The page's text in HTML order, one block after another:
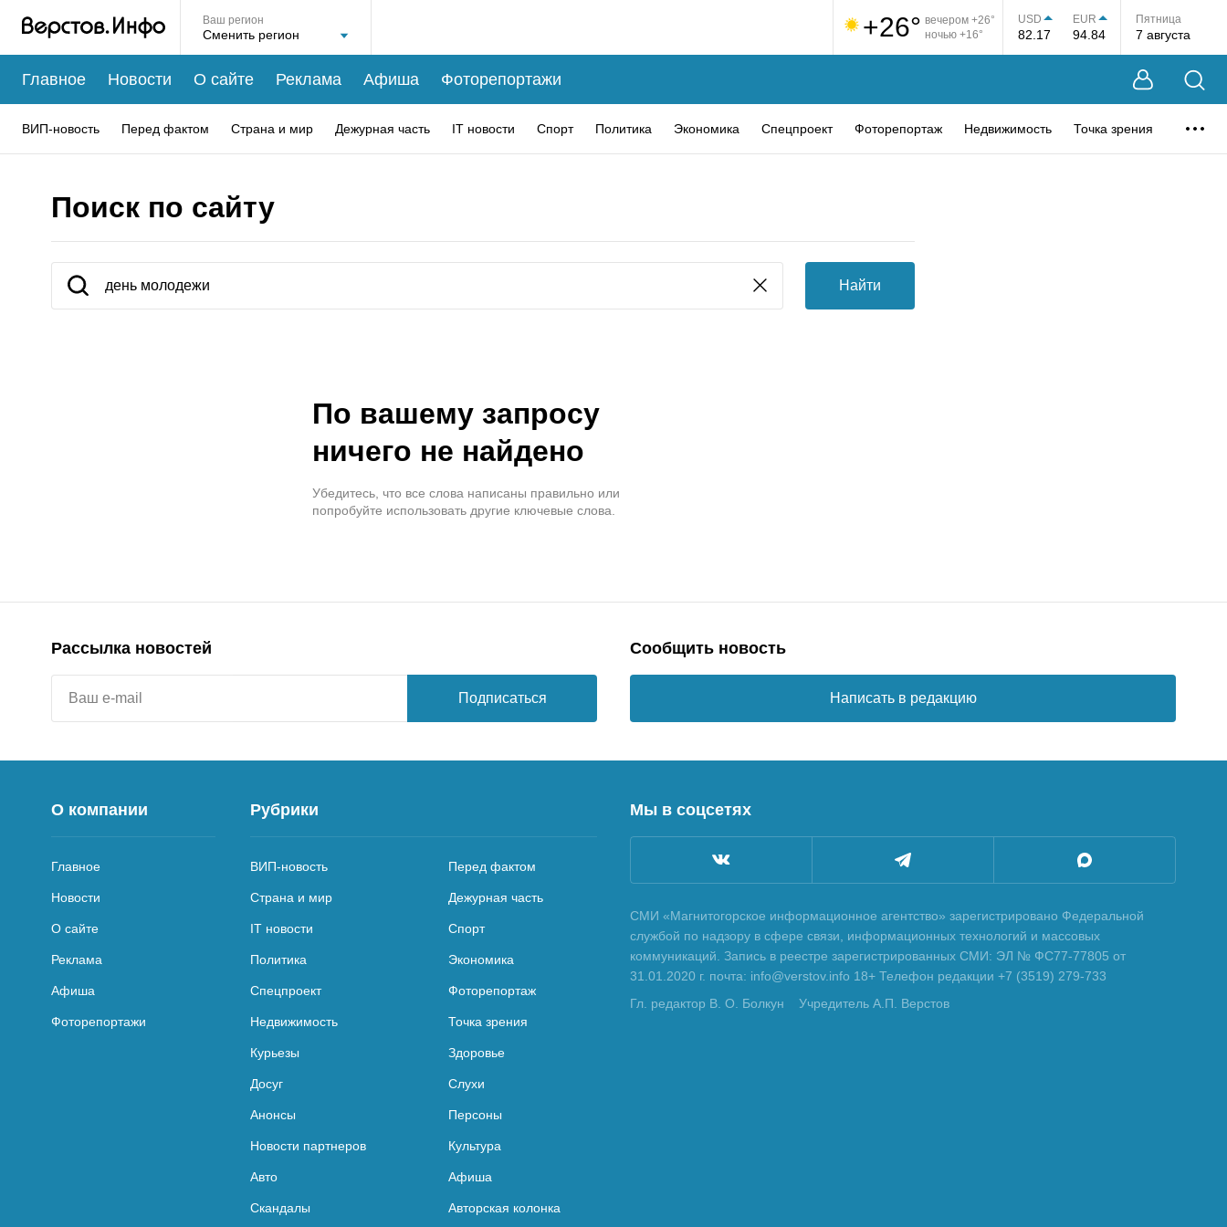
Ваш регион +26° вечером +26°
ночью +16°
USD
82.17
EUR
94.84
Пятница
7 августа
Главное Новости О сайте Реклама Афиша Фоторепортажи
ВИП-новость Перед фактом Страна и мир Дежурная часть IT новости Спорт Политика Экономика Спецпроект Фоторепортаж Недвижимость Точка зрения
Поиск по сайту
Найти
По вашему запросу
ничего не найдено
Убедитесь, что все слова написаны правильно или
попробуйте использовать другие ключевые слова.
Рассылка новостей
Подписаться
Сообщить новость
Написать в редакцию
О компании
Главное
Новости
О сайте
Реклама
Афиша
Фоторепортажи
Рубрики
ВИП-новость Перед фактом
Страна и мир Дежурная часть
IT новости Спорт
Политика Экономика
Спецпроект Фоторепортаж
Недвижимость Точка зрения
Курьезы Здоровье
Досуг Слухи
Анонсы Персоны
Новости партнеров Культура
Авто Афиша
Скандалы Авторская колонка
Мы в соцсетях
СМИ «Магнитогорское информационное агентство» зарегистрировано Федеральной
службой по надзору в сфере связи, информационных технологий и массовых
коммуникаций. Запись в реестре зарегистрированных СМИ: ЭЛ № ФС77-77805 от
31.01.2020 г. почта: info@verstov.info 18+ Телефон редакции +7 (3519) 279-733
Гл. редактор В. О. Болкун
Учредитель А.П. Верстов